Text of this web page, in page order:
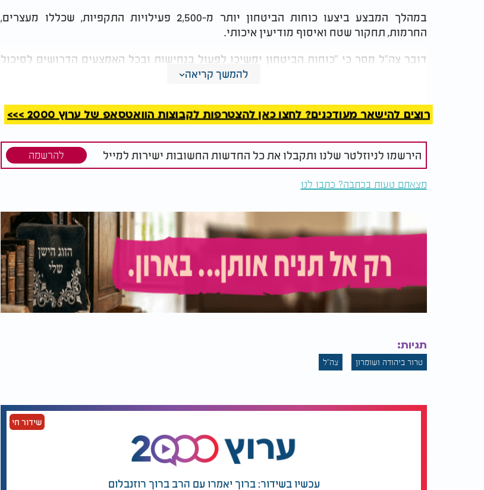
במהלך המבצע ביצעו כוחות הביטחון יותר מ-2,500 פעילויות התקפיות, שכללו מעצרים,
החרמות, תחקור שטח ואיסוף מודיעין איכותי.
דובר צה"ל מסר כי "כוחות הביטחון ימשיכו לפעול בנחישות ובכל האמצעים הדרושים לסיכול
הטרור ביהודה ושומרון, תוך שמירה על ביטחון תושבי מדינת ישראל והרתעת הגורמים
להמשך קריאה
רוצים להישאר מעודכנים? לחצו כאן להצטרפות לקבוצות הוואטסאפ של ערוץ 2000 >>>
הירשמו לניוזלטר שלנו ותקבלו את כל החדשות החשובות ישירות למייל להרשמה
מצאתם טעות בכתבה? כתבו לנו
תגיות:
טרור ביהודה ושומרון צה"ל
שידור חי
עכשיו בשידור: ברוך יאמרו עם הרב ברוך רוזנבלום